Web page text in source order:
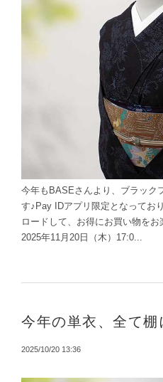
今年もBASEさんより、ブラック
す♪Pay IDアプリ限定となってお
ロードして、お得にお買い物をお
2025年11月20日（木）17:0...
今年の単衣、全て棚
2025/10/20 13:36